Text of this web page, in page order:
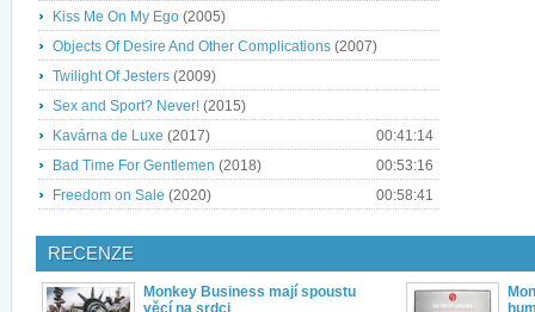
Kiss Me On My Ego (2005)
Objects Of Desire And Other Complications (2007)
Twilight Of Jesters (2009)
Sex and Sport? Never! (2015)
Kavárna de Luxe (2017)
00:41:14
Bad Time For Gentlemen (2018)
00:53:16
Freedom on Sale (2020) 00:58:41
RECENZE
Monkey Business mají spoustu
věcí na srdci